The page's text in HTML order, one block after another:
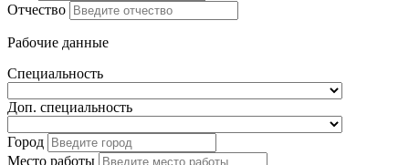
Отчество
Рабочие данные
Специальность
Доп. специальность
Город
Место работы